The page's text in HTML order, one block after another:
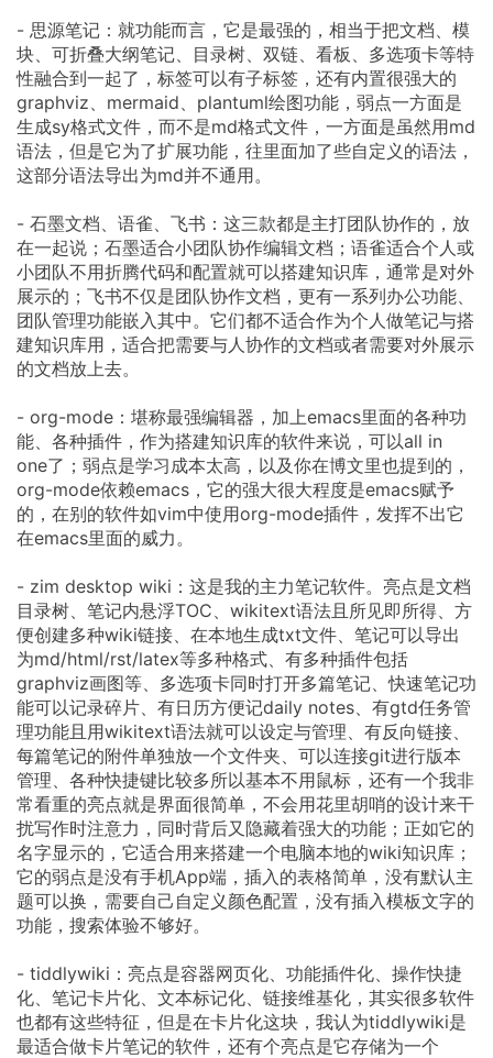
- 思源笔记：就功能而言，它是最强的，相当于把文档、模
块、可折叠大纲笔记、目录树、双链、看板、多选项卡等特
性融合到一起了，标签可以有子标签，还有内置很强大的
graphviz、mermaid、plantuml绘图功能，弱点一方面是
生成sy格式文件，而不是md格式文件，一方面是虽然用md
语法，但是它为了扩展功能，往里面加了些自定义的语法，
这部分语法导出为md并不通用。
- 石墨文档、语雀、飞书：这三款都是主打团队协作的，放
在一起说；石墨适合小团队协作编辑文档；语雀适合个人或
小团队不用折腾代码和配置就可以搭建知识库，通常是对外
展示的；飞书不仅是团队协作文档，更有一系列办公功能、
团队管理功能嵌入其中。它们都不适合作为个人做笔记与搭
建知识库用，适合把需要与人协作的文档或者需要对外展示
的文档放上去。
- org-mode：堪称最强编辑器，加上emacs里面的各种功
能、各种插件，作为搭建知识库的软件来说，可以all in
one了；弱点是学习成本太高，以及你在博文里也提到的，
org-mode依赖emacs，它的强大很大程度是emacs赋予
的，在别的软件如vim中使用org-mode插件，发挥不出它
在emacs里面的威力。
- zim desktop wiki：这是我的主力笔记软件。亮点是文档
目录树、笔记内悬浮TOC、wikitext语法且所见即所得、方
便创建多种wiki链接、在本地生成txt文件、笔记可以导出
为md/html/rst/latex等多种格式、有多种插件包括
graphviz画图等、多选项卡同时打开多篇笔记、快速笔记功
能可以记录碎片、有日历方便记daily notes、有gtd任务管
理功能且用wikitext语法就可以设定与管理、有反向链接、
每篇笔记的附件单独放一个文件夹、可以连接git进行版本
管理、各种快捷键比较多所以基本不用鼠标，还有一个我非
常看重的亮点就是界面很简单，不会用花里胡哨的设计来干
扰写作时注意力，同时背后又隐藏着强大的功能；正如它的
名字显示的，它适合用来搭建一个电脑本地的wiki知识库；
它的弱点是没有手机App端，插入的表格简单，没有默认主
题可以换，需要自己自定义颜色配置，没有插入模板文字的
功能，搜索体验不够好。
- tiddlywiki：亮点是容器网页化、功能插件化、操作快捷
化、笔记卡片化、文本标记化、链接维基化，其实很多软件
也都有这些特征，但是在卡片化这块，我认为tiddlywiki是
最适合做卡片笔记的软件，还有个亮点是它存储为一个